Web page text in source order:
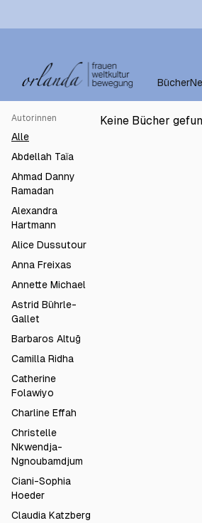
Bücher
Autorinnen
Alle
Abdellah Taïa
Ahmad Danny
Ramadan
Alexandra
Hartmann
Alice Dussutour
Anna Freixas
Annette Michael
Astrid Bührle-
Gallet
Barbaros Altuğ
Camilla Ridha
Catherine
Folawiyo
Charline Effah
Christelle
Nkwendja-
Ngnoubamdjum
Ciani-Sophia
Hoeder
Claudia Katzberg
Keine Bücher